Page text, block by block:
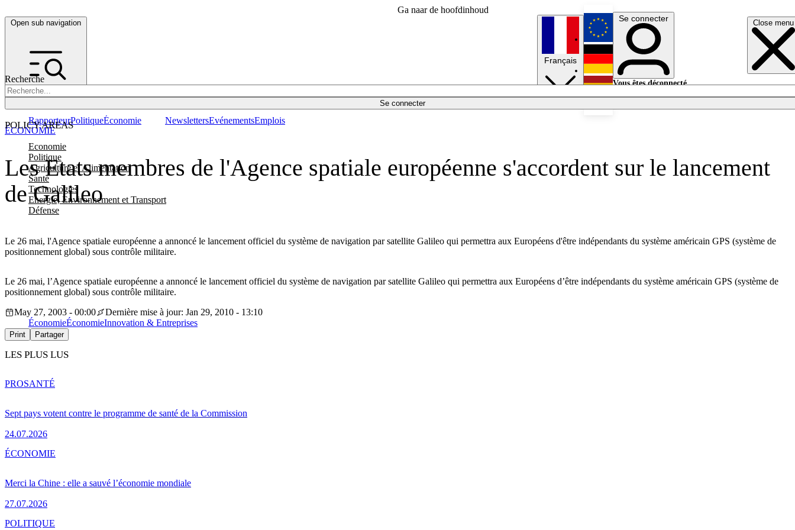
Ga naar de hoofdinhoud
Open sub navigation Close menu
Recherche
Se connecter
POLICY AREAS
Economie
Politique
Agriculture et Alimentation
Santé
Technologies
Energie, Environnement et Transport
Défense
RapporteurPolitiqueÉconomie NewslettersEvénementsEmplois
Français
English
Deutsch
Se connecter
Vous êtes déconnecté.
Les Etats membres de l'Agence spatiale européenne s'accordent sur le lancement
de Galileo
Le 26 mai, l'Agence spatiale européenne a annoncé le lancement officiel du système de navigation par satellite Galileo qui permettra aux Européens d'être indépendants du système américain GPS (système de
positionnement global) sous contrôle militaire.
ÉCONOMIE
Le 26 mai, l’Agence spatiale européenne a annoncé le lancement officiel du système de navigation par satellite Galileo qui permettra aux Européens d’être indépendants du système américain GPS (système de
positionnement global) sous contrôle militaire.
May 27, 2003 - 00:00
Dernière mise à jour: Jan 29, 2010 - 13:10
ÉconomieÉconomieInnovation & Entreprises
Print Partager
LES PLUS LUS
Sept pays votent contre le programme de santé de la Commission
24.07.2026
PROSANTÉ
Merci la Chine : elle a sauvé l’économie mondiale
27.07.2026
ÉCONOMIE
POLITIQUE